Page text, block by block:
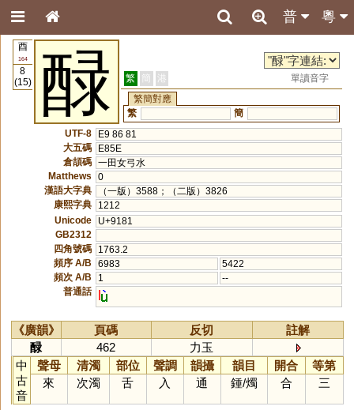
粵
普
酉
164
8
(15)
醁 繁 簡 港
單讀音字
繁簡對應
繁
簡
UTF-8
E9 86 81
大五碼
E85E
倉頡碼 一田女弓水
Matthews
0
漢語大字典
（一版）3588；（二版）3826
康熙字典
1212
Unicode
U+9181
GB2312
四角號碼
1763.2
頻序 A/B
6983
5422
頻次 A/B
1
--
普通話
l
《廣韻》 頁碼 反切
註解
醁
462
力玉
中
古
音
聲母 清濁 部位 聲調 韻攝 韻目 開合
等第
來
次濁 舌 入 通 鍾/燭 合 三